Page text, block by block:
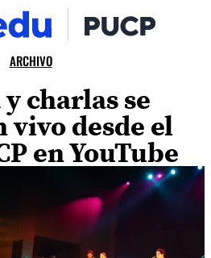
ARCHIVO
charlas se
vivo desde el
en YouTube